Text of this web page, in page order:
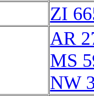
ZI
AR
MS
NW